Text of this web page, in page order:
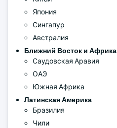
Япония
Сингапур
Австралия
Ближний Восток и Африка
Саудовская Аравия
ОАЭ
Южная Африка
Латинская Америка
Бразилия
Чили